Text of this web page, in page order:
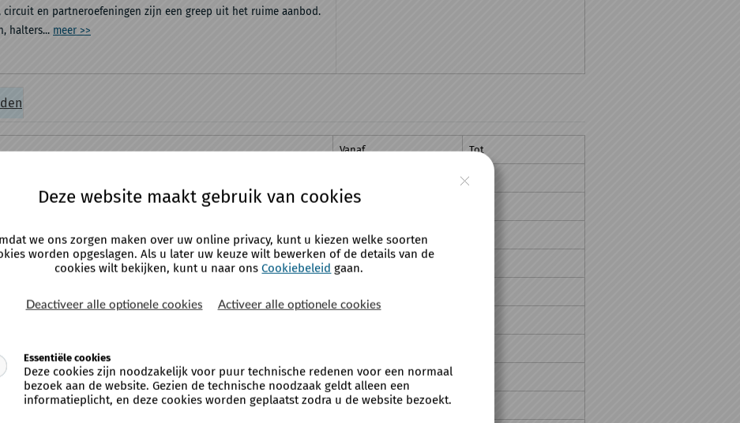
circuit en partneroefeningen zijn een greep uit het ruime aanbod.
halters... meer >>
Vanaf Tot
20:00
20:00
20:00
20:00
20:00
Deze website maakt gebruik van cookies
we ons zorgen maken over uw online privacy, kunt u kiezen welke soorten
worden opgeslagen. Als u later uw keuze wilt bewerken of de details van de
cookies wilt bekijken, kunt u naar onsCookiebeleid gaan.
Deactiveer alle optionele cookies Activeer alle optionele cookies
Essentiële cookies
Deze cookies zijn noodzakelijk voor puur technische redenen voor een normaal
bezoek aan de website. Gezien de technische noodzaak geldt alleen een
informatieplicht, en deze cookies worden geplaatst zodra u de website bezoekt.